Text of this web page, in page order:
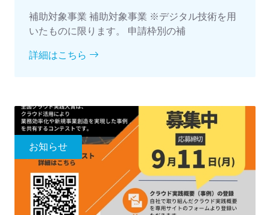
補助対象事業 補助対象事業 ※デジタル技術を用
いたものに限ります。 申請枠別の補
詳細はこちら
お知らせ